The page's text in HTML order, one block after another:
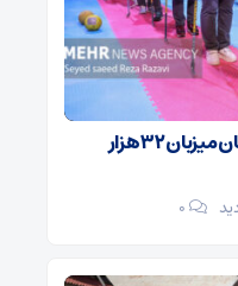
۲۷۹ پایگاه تابستانی استان سمنان میزبان ۳۲ هزار
۰